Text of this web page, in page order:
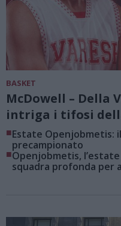
BASKET
McDowell – Della
intriga i tifosi
■Estate Openjobmetis:
precampionato
■Openjobmetis, l’estate
squadra profonda per